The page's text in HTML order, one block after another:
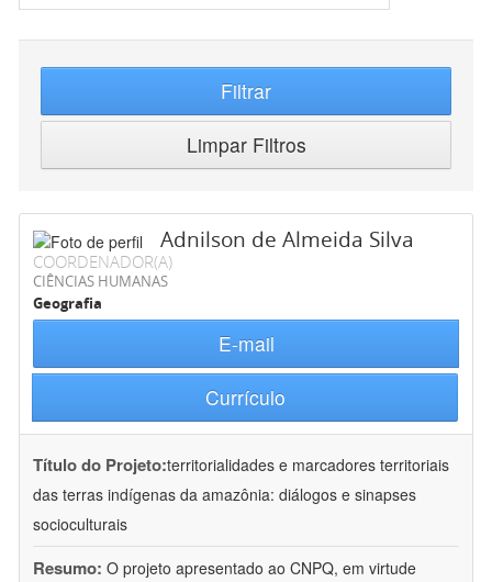
Filtrar
Limpar Filtros
Adnilson de Almeida Silva
COORDENADOR(A)
CIÊNCIAS HUMANAS
Geografia
E-mail
Currículo
Título do Projeto:territorialidades e marcadores territoriais
das terras indígenas da amazônia: diálogos e sinapses
socioculturais
Resumo: O projeto apresentado ao CNPQ, em virtude